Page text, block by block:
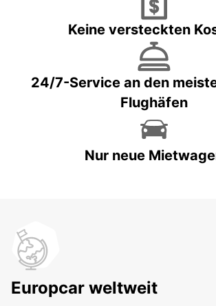
Keine versteckten
24/7-Service an den
Flughäfen
Nur neue
Europcar weltweit